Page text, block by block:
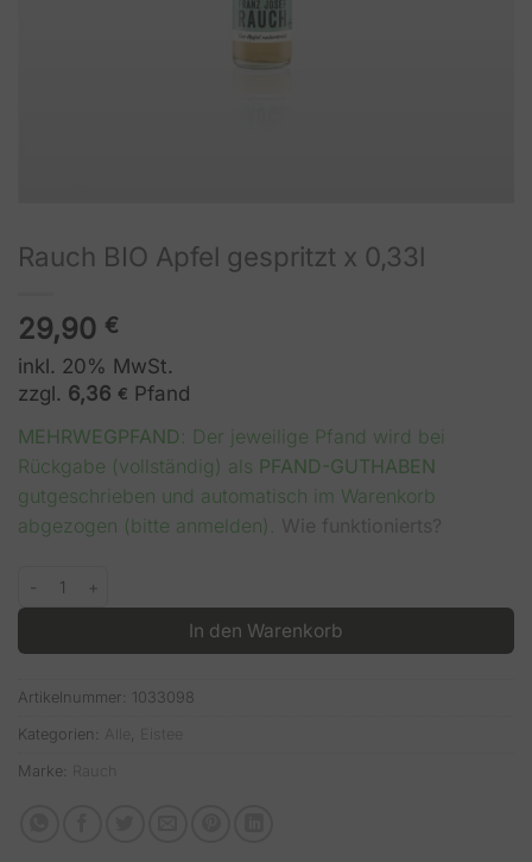
Rauch BIO Apfel gespritzt x 0,33l
29,90 €
inkl. 20% MwSt.
zzgl. 6,36 € Pfand
MEHRWEGPFAND : Der jeweilige Pfand wird bei
Rückgabe (vollständig) als PFAND-GUTHABEN
gutgeschrieben und automatisch im Warenkorb
abgezogen (bitte anmelden).
Rauch BIO Apfel gespritzt x 0,33l Menge
In den Warenkorb
Artikelnummer: 1033098
Kategorien:
Marke: